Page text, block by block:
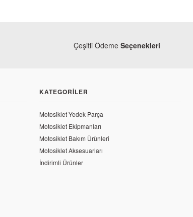
Çeşitli Ödeme Seçenekleri
KATEGORILER
Motosiklet Yedek Parça
Motosiklet Ekipmanları
Motosiklet Bakım Ürünleri
Motosiklet Aksesuarları
İndirimli Ürünler